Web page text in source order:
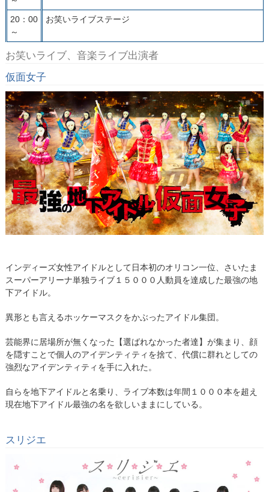
20：00
～
お笑いライブステージ
お笑いライブ、音楽ライブ出演者
仮面女子
インディーズ女性アイドルとして日本初のオリコン一位、さいたま
スーパーアリーナ単独ライブ１５０００人動員を達成した最強の地
下アイドル。
異形とも言えるホッケーマスクをかぶったアイドル集団。
芸能界に居場所が無くなった【選ばれなかった者達】が集まり、顔
を隠すことで個人のアイデンティティを捨て、代償に群れとしての
強烈なアイデンティティを手に入れた。
自らを地下アイドルと名乗り、ライブ本数は年間１０００本を超え
現在地下アイドル最強の名を欲しいままにしている。
スリジエ